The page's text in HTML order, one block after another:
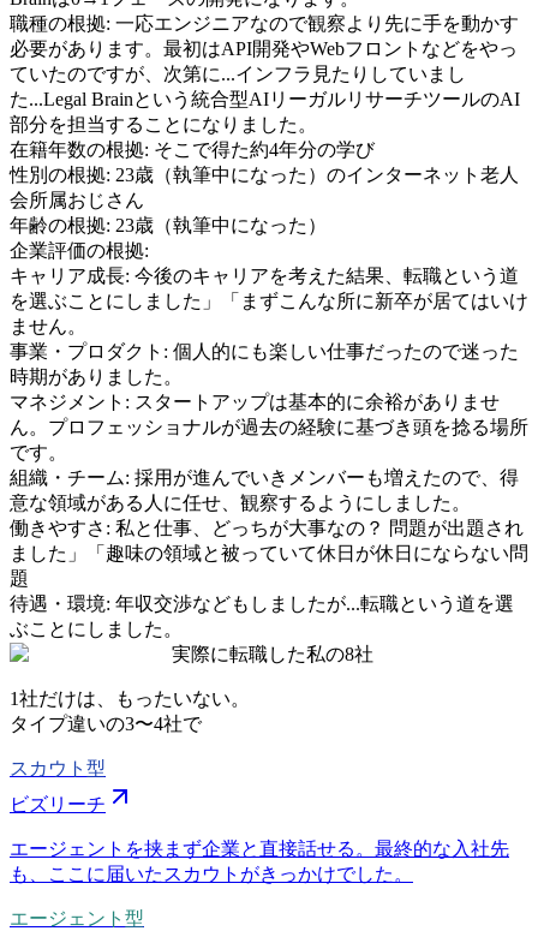
職種の根拠: 一応エンジニアなので観察より先に手を動かす
必要があります。最初はAPI開発やWebフロントなどをやっ
ていたのですが、次第に...インフラ見たりしていまし
た...Legal Brainという統合型AIリーガルリサーチツールのAI
部分を担当することになりました。
在籍年数の根拠: そこで得た約4年分の学び
性別の根拠: 23歳（執筆中になった）のインターネット老人
会所属おじさん
年齢の根拠: 23歳（執筆中になった）
企業評価の根拠:
キャリア成長: 今後のキャリアを考えた結果、転職という道
を選ぶことにしました」「まずこんな所に新卒が居てはいけ
ません。
事業・プロダクト : 個人的にも楽しい仕事だったので迷った
時期がありました。
マネジメント : スタートアップは基本的に余裕がありませ
ん。プロフェッショナルが過去の経験に基づき頭を捻る場所
です。
組織・チーム: 採用が進んでいきメンバーも増えたので、得
意な領域がある人に任せ、観察するようにしました。
働きやすさ : 私と仕事、どっちが大事なの？ 問題が出題され
ました」「趣味の領域と被っていて休日が休日にならない問
題
待遇・環境: 年収交渉などもしましたが...転職という道を選
ぶことにしました。
実際に転職した私の8社
1社だけは、もったいない。
タイプ違いの3〜4社で
スカウト型
ビズリーチ
エージェントを挟まず企業と直接話せる。最終的な入社先
も、ここに届いたスカウトがきっかけでした。
エージェント型